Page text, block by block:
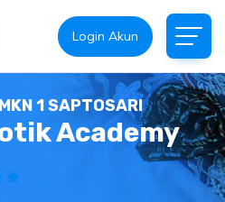
Login Akun
1 SAPTOSARI
Academy